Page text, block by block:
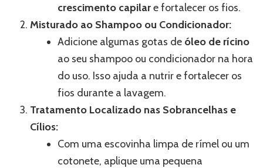
crescimento capilare fortalecer os fios.
Misturado ao Shampoo ou Condicionador:
Adicione algumas gotas de óleo de rícino
ao seu shampoo ou condicionador na hora
do uso. Isso ajuda a nutrir e fortalecer os
fios durante a lavagem.
Tratamento Localizado nas Sobrancelhas e
Cílios:
Com uma escovinha limpa de rímel ou um
cotonete, aplique uma pequena